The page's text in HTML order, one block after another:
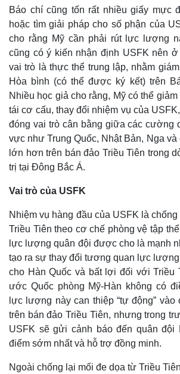
Thế giới
Quan sát
Cuộc sống đó đây
Hồ sơ
Video
Ảnh
E-
Báo chí cũng tốn rất nhiều giấy mực
hoặc tìm giải pháp cho số phận của
cho rằng Mỹ cần phải rút lực lượng
cũng có ý kiến nhận định USFK nên
vai trò là thực thể trung lập, nhằm
Hòa bình (có thể được ký kết) trên
Nhiều học giả cho rằng, Mỹ có thể
tái cơ cấu, thay đổi nhiệm vụ của
đóng vai trò cân bằng giữa các cường
vực như Trung Quốc, Nhật Bản, Nga
lớn hơn trên bán đảo Triều Tiên trong
trị tại Đông Bắc Á.
Vai trò của USFK
Nhiệm vụ hàng đầu của USFK là
Triều Tiên theo cơ chế phòng vệ tập
lực lượng quân đội được cho là mạnh
tạo ra sự thay đổi tương quan lực
cho Hàn Quốc và bất lợi đối với Triều
ước Quốc phòng Mỹ-Hàn không có
lực lượng này can thiệp “tự động” vào
trên bán đảo Triều Tiên, nhưng trong
USFK sẽ gửi cảnh báo đến quân đội
điểm sớm nhất và hỗ trợ đồng minh.
Ngoài chống lại mối đe dọa từ Triều